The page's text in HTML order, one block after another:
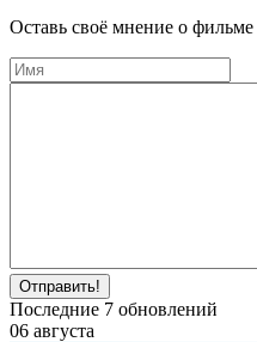
Оставь своё мнение о фильме
Отправить!
Последние 7 обновлений
06 августа